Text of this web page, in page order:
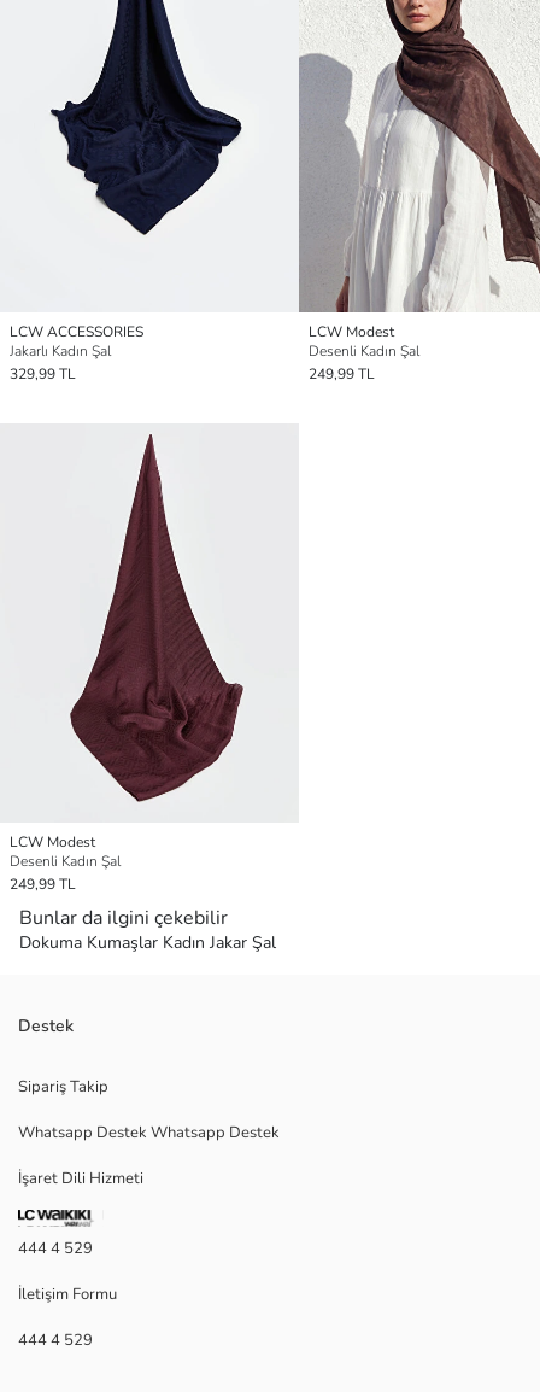
LCW ACCESSORIES
Jakarlı Kadın Şal
329,99 TL
LCW Modest
Desenli Kadın Şal
249,99 TL
LCW Modest
Desenli Kadın Şal
249,99 TL
Bunlar da ilgini çekebilir
Dokuma Kumaşlar Kadın Jakar Şal
Destek
Sipariş Takip
Whatsapp Destek Whatsapp Destek
İşaret Dili Hizmeti
444 4 529
İletişim Formu
444 4 529